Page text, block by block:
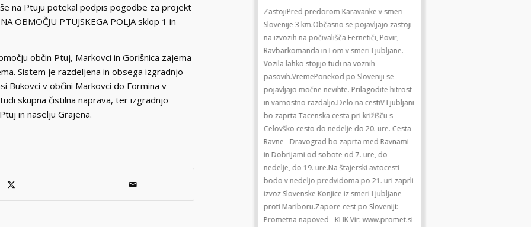
na Ptuju potekal podpis pogodbe za projekt
OBMOČJU PTUJSKEGA POLJA sklop 1 in
občin Ptuj, Markovci in Gorišnica zajema
Sistem je razdeljena in obsega izgradnjo
Bukovci v občini Markovci do Formina v
skupna čistilna naprava, ter izgradnjo
in naselju Grajena.
ZastojiPred predorom Karavanke v smeri
Slovenije 3 km.Občasno se pojavljajo zastoji
Vozila lahko stojijo tudi na voznih
pasovih.VremePonekod po Sloveniji se
pojavljajo močne nevihte. Prilagodite hitrost
in varnostno razdaljo.Delo na cestiV Ljubljani
nedelje, do 19. ure.Na štajerski avtocesti
bodo v nedeljo predvidoma po 21. uri zaprli
ZastojiPred predorom Karavanke v smeri
Slovenije 3 km.Občasno se pojavljajo zastoji
na izvozih na počivališča Fernetiči, Povir,
Ravbarkomanda in Lom v smeri Ljubljane.
Vozila lahko stojijo tudi na voznih
pasovih.VremePonekod po Sloveniji se
pojavljajo močne nevihte. Prilagodite hitrost
in varnostno razdaljo.Delo na cestiV Ljubljani
bo zaprta Tacenska cesta pri križišču s
Celovško cesto do nedelje do 20. ure. Cesta
Ravne - Dravograd bo zaprta med Ravnami
in Dobrijami od sobote od 7. ure, do
nedelje, do 19. ure.Na štajerski avtocesti
bodo v nedeljo predvidoma po 21. uri zaprli
izvoz Slovenske Konjice iz smeri Ljubljane
proti Mariboru.Zapore cest po Sloveniji:
Prometna napoved - KLIK Vir: www.promet.si